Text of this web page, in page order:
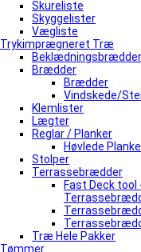
Skureliste
Skyggelister
Vægliste
Trykimprægneret Træ
Beklædningsbrædder
Brædder
Brædder
Vindskede/
Klemlister
Lægter
Reglar / Planker
Høvlede
Stolper
Terrassebrædder
Fast Deck
Træ Hele Pakker
Tømmer